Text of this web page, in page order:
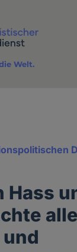
Welt.
Hass